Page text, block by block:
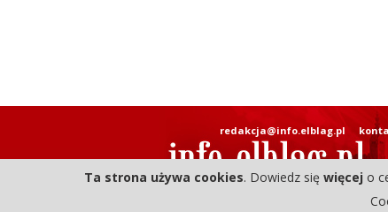
redakcja@info.elblag.pl
Ta strona używa cookies. Dowiedz się więcej o